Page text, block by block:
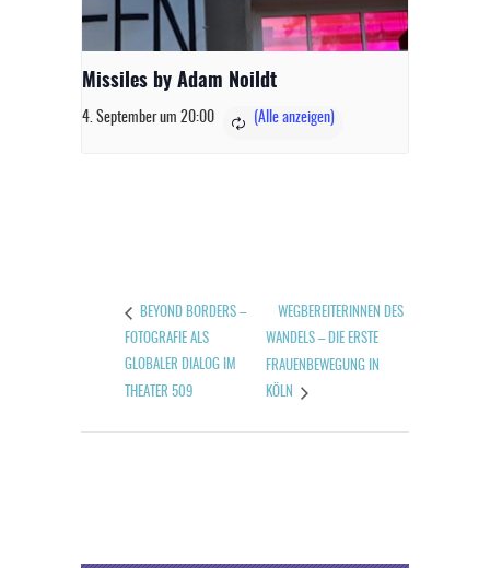
Missiles by Adam Noildt
4. September um 20:00
BEYOND BORDERS –
FOTOGRAFIE ALS
GLOBALER DIALOG IM
THEATER 509
WEGBEREITERINNEN DES
WANDELS – DIE ERSTE
FRAUENBEWEGUNG IN
KÖLN